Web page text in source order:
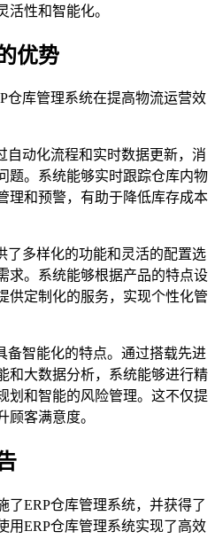
活性和智能化。
优势
仓库管理系统在提高物流运营效
自动化流程和实时数据更新，消
题。系统能够实时跟踪仓库内物
理和预警，有助于降低库存成本
了多样化的功能和灵活的配置选
求。系统能够根据产品的特点设
供定制化的服务，实现个性化管
备智能化的特点。通过搭载先进
和大数据分析，系统能够进行精
划和智能的风险管理。这不仅提
顾客满意度。
了ERP仓库管理系统，并获得了
用ERP仓库管理系统实现了高效